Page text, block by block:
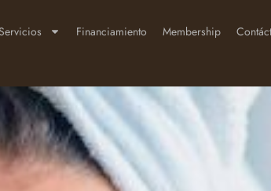
Financiamiento Membership